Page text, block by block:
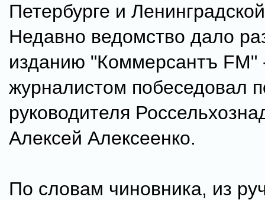
Петербурге и
Недавно ведомство дало
изданию "Коммерсантъ FM"
журналистом побеседовал
руководителя
Алексей Алексеенко.
По словам чиновника, из